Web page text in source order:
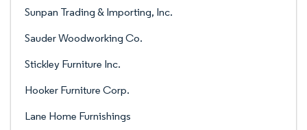
Sunpan Trading & Importing, Inc.
Sauder Woodworking Co.
Stickley Furniture Inc.
Hooker Furniture Corp.
Lane Home Furnishings